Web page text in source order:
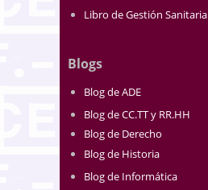
Libro de Gestión Sanitaria
Blogs
Blog de ADE
Blog de CC.TT y RR.HH
Blog de Derecho
Blog de Historia
Blog de Informática